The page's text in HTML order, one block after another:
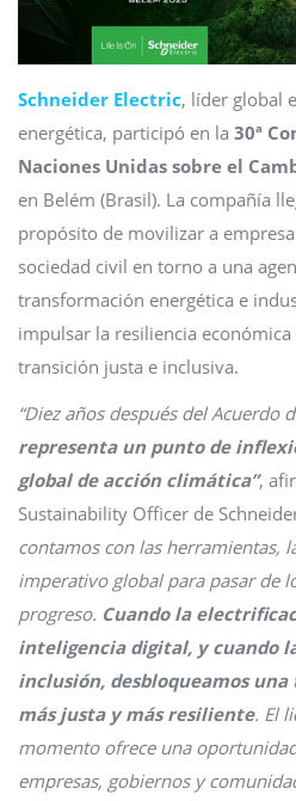
Schneider Electric, líder global
energética, participó en la 30ª
Naciones Unidas sobre el
en Belém (Brasil). La compañía
propósito de movilizar a
sociedad civil en torno a una
transformación energética e
impulsar la resiliencia
transición justa e inclusiva.
“Diez años después del Acuerdo
representa un punto de
global de acción climática”,
Sustainability Officer de
contamos con las herramientas,
imperativo global para pasar de
progreso. Cuando la
inteligencia digital, y cuando
inclusión, desbloqueamos
más justa y más resiliente. El
momento ofrece una
empresas, gobiernos y